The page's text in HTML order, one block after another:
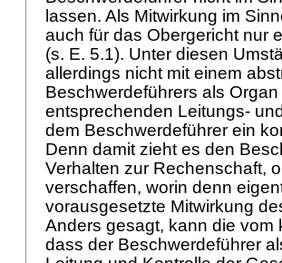
lassen. Als Mitwirkung im
auch für das Obergericht nur
(s. E. 5.1). Unter diesen
allerdings nicht mit einem
Beschwerdeführers als
entsprechenden Leitungs-
dem Beschwerdeführer ein
Denn damit zieht es den
Verhalten zur Rechenschaft,
verschaffen, worin denn
vorausgesetzte Mitwirkung
Anders gesagt, kann die vom
dass der Beschwerdeführer